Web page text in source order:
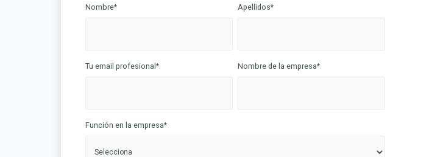
Nombre* Apellidos*
Tu email profesional * Nombre de la empresa*
Función en la empresa*